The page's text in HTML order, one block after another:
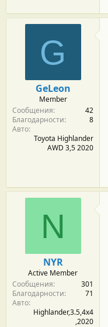
G
GeLeon
Member
Сообщения
42
Благодарности
8
Авто
Toyota Highlander
AWD 3,5 2020
N
NYR
Active Member
Сообщения
301
Благодарности
71
Авто
Highlander,3.5,4х4
,2020